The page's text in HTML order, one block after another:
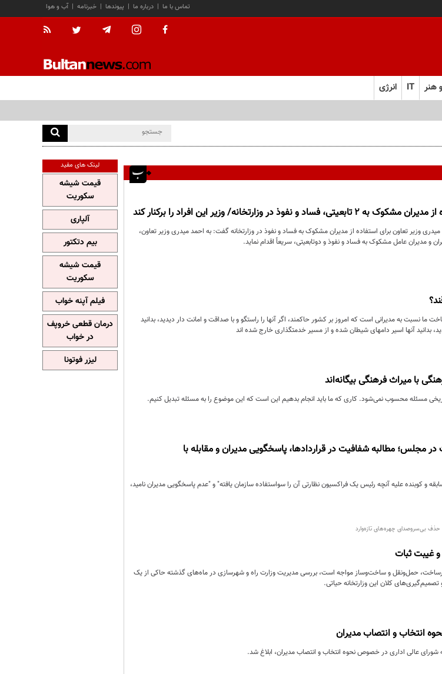
آب و هوا | خبرنامه | پیوندها | درباره ما | تماس با ما
هنر IT انرژی
در وزارتخانه/ وزیر این افراد را برکنار کند
وزیر تعاون برای استفاده از مدیران مشکوک به فساد و نفوذ در وزارتخانه گفت: به احمد میدری وزیر تعاون،
مدیران عامل مشکوک به فساد و نفوذ و دوتابعیتی، سریعاً اقدام نماید.
ما نسبت به مدیرانی است که امروز بر کشور حاکمند، اگر آنها را راستگو و با صداقت و امانت دار دیدید، بدانید
بدانید آنها اسیر دامهای شیطان شده و از مسیر خدمتگذاری خارج شده اند
با میراث فرهنگی بیگانه‌اند
مسئله محسوب نمی‌شود. کاری که ما باید انجام بدهیم این است که این موضوع را به مسئله تبدیل کنیم.
مجلس؛ مطالبه شفافیت در قراردادها، پاسخگویی مدیران و مقابله با
علیه آنچه رئیس یک فراکسیون نظارتی آن را سواستفاده سازمان یافته" و "عدم پاسخگویی مدیران نامید،
حذف بی‌سروصدای چهره‌های تازه‌وارد
و غیبت ثبات
حمل‌ونقل و ساخت‌وساز مواجه است، بررسی مدیریت وزارت راه و شهرسازی در ماه‌های گذشته حاکی از یک
کلان این وزارتخانه حیاتی.
انتخاب و انتصاب مدیران
عالی اداری در خصوص نحوه انتخاب و انتصاب مدیران، ابلاغ شد.
لینک های مفید
قیمت شیشه
سکوریت
آلپاری
بیم دتکتور
قیمت شیشه
سکوریت
فیلم آپنه خواب
درمان قطعی خروپف
در خواب
لیزر فوتونا